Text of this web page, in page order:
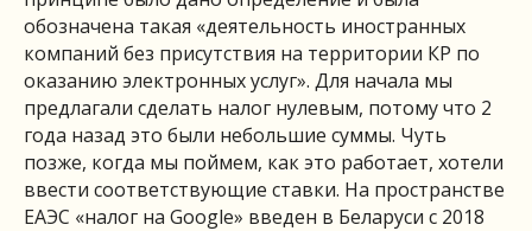
обозначена такая «деятельность иностранных
компаний без присутствия на территории КР по
оказанию электронных услуг». Для начала мы
предлагали сделать налог нулевым, потому что 2
года назад это были небольшие суммы. Чуть
позже, когда мы поймем, как это работает, хотели
ввести соответствующие ставки. На пространстве
ЕАЭС «налог на Google» введен в Беларуси с 2018